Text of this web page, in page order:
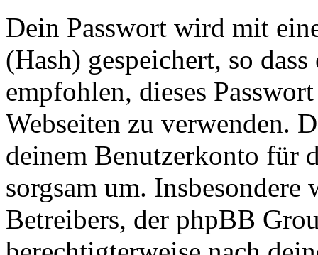
Dein Passwort wird mit
(Hash) gespeichert, so
empfohlen, dieses
Webseiten zu verwenden.
deinem Benutzerkonto für
sorgsam um.
Betreibers, der phpBB